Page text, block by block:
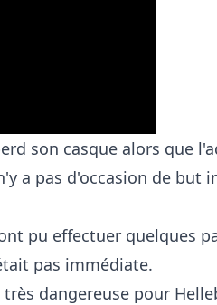
son casque alors que
a pas d'occasion de but
pu effectuer quelques
pas immédiate.
dangereuse pour